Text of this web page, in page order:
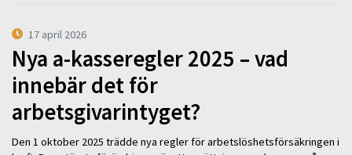
17 april 2026
Nya a-kasseregler 2025 – vad
innebär det för
arbetsgivarintyget?
Den 1 oktober 2025 trädde nya regler för arbetslöshetsförsäkringen i